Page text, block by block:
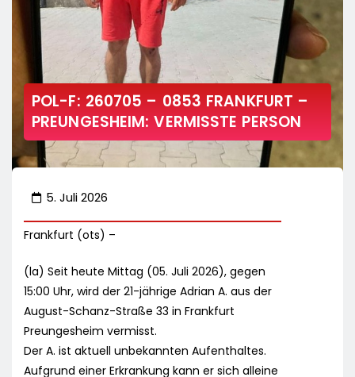
POL-F: 260705 – 0853 FRANKFURT –
PREUNGESHEIM: VERMISSTE PERSON
5. Juli 2026
Frankfurt (ots) –
(la) Seit heute Mittag (05. Juli 2026), gegen
15:00 Uhr, wird der 21-jährige Adrian A. aus der
August-Schanz-Straße 33 in Frankfurt
Preungesheim vermisst.
Der A. ist aktuell unbekannten Aufenthaltes.
Aufgrund einer Erkrankung kann er sich alleine